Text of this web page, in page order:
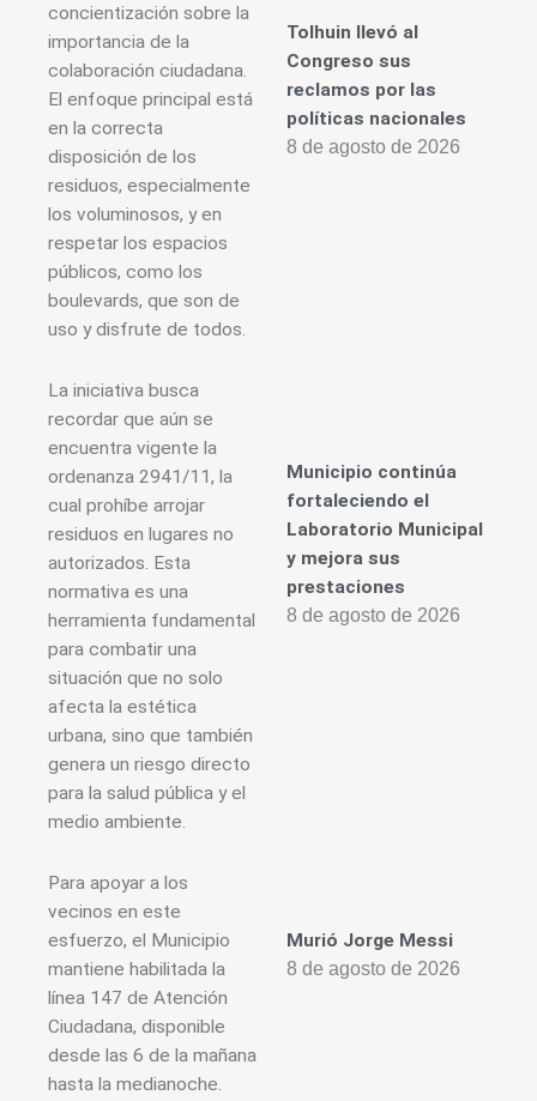
concientización sobre la
importancia de la
colaboración ciudadana.
El enfoque principal está
en la correcta
disposición de los
residuos, especialmente
los voluminosos, y en
respetar los espacios
públicos, como los
boulevards, que son de
uso y disfrute de todos.
La iniciativa busca
recordar que aún se
encuentra vigente la
ordenanza 2941/11, la
cual prohíbe arrojar
residuos en lugares no
autorizados. Esta
normativa es una
herramienta fundamental
para combatir una
situación que no solo
afecta la estética
urbana, sino que también
genera un riesgo directo
para la salud pública y el
medio ambiente.
Para apoyar a los
vecinos en este
esfuerzo, el Municipio
mantiene habilitada la
línea 147 de Atención
Ciudadana, disponible
desde las 6 de la mañana
hasta la medianoche.
Tolhuin llevó al
Congreso sus
reclamos por las
políticas nacionales
8 de agosto de 2026
Municipio continúa
fortaleciendo el
Laboratorio Municipal
y mejora sus
prestaciones
8 de agosto de 2026
Murió Jorge Messi
8 de agosto de 2026